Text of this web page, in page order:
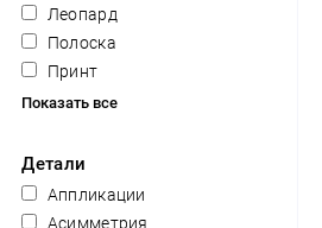
Леопард
Полоска
Принт
Показать все
Детали
Аппликации
Асимметрия